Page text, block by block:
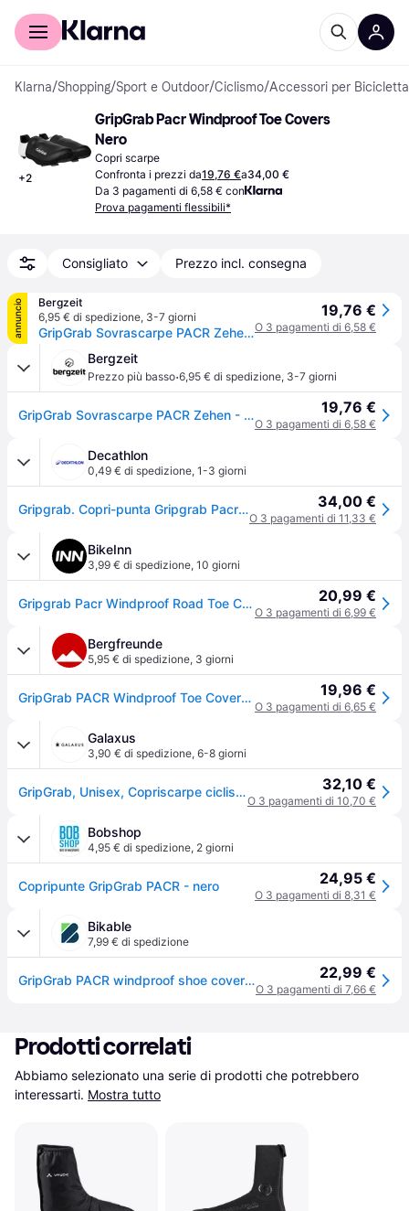
Per il tuo shopping
Klarna/Shopping/Sport e Outdoor/Ciclismo/Accessori per Bicicletta
+2
GripGrab Pacr Windproof Toe Covers
Nero
Copri scarpe
Confronta i prezzi da19,76 €a34,00 €
Da 3 pagamenti di 6,58 € con
Prova pagamenti flessibili*
Consigliato Prezzo incl. consegna
annuncio
Bergzeit
6,95 € di spedizione, 3-7 giorni
GripGrab Sovrascarpe PACR Zehen - Nero
19,76 €
O 3 pagamenti di 6,58 €
Bergzeit
Prezzo più basso·6,95 € di spedizione, 3-7 giorni
GripGrab Sovrascarpe PACR Zehen - Nero 19,76 €
O 3 pagamenti di 6,58 €
Decathlon
0,49 € di spedizione, 1-3 giorni
Gripgrab. Copri-punta Gripgrab Pacr Nero Copriscarpe Ritiro Gratis - nero - 42/43 (UK 8/8.5) 34,00 €
O 3 pagamenti di 11,33 €
BikeInn
3,99 € di spedizione, 10 giorni
Gripgrab Pacr Windproof Road Toe Covers Bianco,Nero EU 42-43 20,99 €
O 3 pagamenti di 6,99 €
Bergfreunde
5,95 € di spedizione, 3 giorni
GripGrab PACR Windproof Toe Covers Copriscarpe (L - EU: 42/43, nero) - Nero 19,96 €
O 3 pagamenti di 6,65 €
Galaxus
3,90 € di spedizione, 6-8 giorni
GripGrab, Unisex, Copriscarpe ciclismo, PACR Windproof Toe Covers (42, 43), Nero 32,10 €
O 3 pagamenti di 10,70 €
Bobshop
4,95 € di spedizione, 2 giorni
Copripunte GripGrab PACR - nero 24,95 €
O 3 pagamenti di 8,31 €
Bikable
7,99 € di spedizione
GripGrab PACR windproof shoe covers black 22,99 €
O 3 pagamenti di 7,66 €
Prodotti correlati
Abbiamo selezionato una serie di prodotti che potrebbero
interessarti. Mostra tutto